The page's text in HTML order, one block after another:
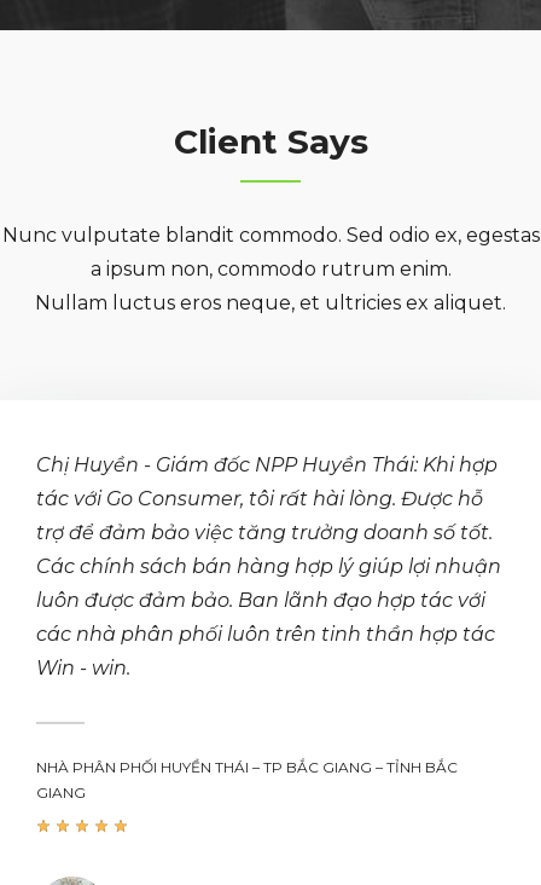
Client Says
Nunc vulputate blandit commodo. Sed odio ex, egestas
a ipsum non, commodo rutrum enim.
Nullam luctus eros neque, et ultricies ex aliquet.
Chị Huyền - Giám đốc NPP Huyền Thái: Khi hợp
tác với Go Consumer, tôi rất hài lòng. Được hỗ
trợ để đảm bảo việc tăng trưởng doanh số tốt.
Các chính sách bán hàng hợp lý giúp lợi nhuận
luôn được đảm bảo. Ban lãnh đạo hợp tác với
các nhà phân phối luôn trên tinh thần hợp tác
Win - win.
NHÀ PHÂN PHỐI HUYỀN THÁI – TP BẮC GIANG – TỈNH BẮC
GIANG